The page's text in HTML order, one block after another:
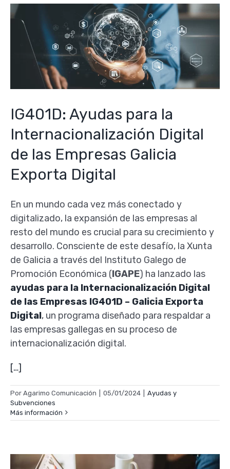
IG401D: Ayudas para la
Internacionalización Digital
de las Empresas Galicia
Exporta Digital
En un mundo cada vez más conectado y
digitalizado, la expansión de las empresas al
resto del mundo es crucial para su crecimiento y
desarrollo. Consciente de este desafío, la Xunta
de Galicia a través del Instituto Galego de
Promoción Económica (IGAPE) ha lanzado las
ayudas para la Internacionalización Digital
de las Empresas IG401D – Galicia Exporta
Digital, un programa diseñado para respaldar a
las empresas gallegas en su proceso de
internacionalización digital.
[…]
Por Agarimo Comunicación 05/01/2024
Ayudas y
Subvenciones
Más información